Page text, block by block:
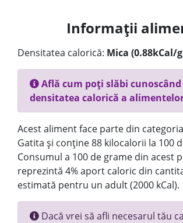
Informații
Densitatea calorică: Mica (0.88kCal/
Află cum poți slăbi cunoscând
densitatea calorică a
Acest aliment face parte din
Gatita și conține 88 kilocalorii la 100
Consumul a 100 de grame din acest
reprezintă 4% aport caloric din
estimată pentru un adult (2000 kCal).
Dacă vrei să afli necesarul tău